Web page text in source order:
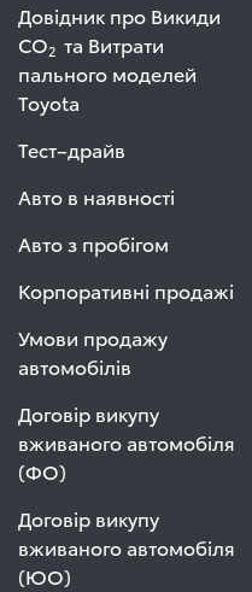
Довідник про Викиди
СО2 та Витрати
пального моделей
Toyota
Тест–драйв
Авто в наявності
Авто з пробігом
Корпоративні продажі
Умови продажу
автомобілів
Договір викупу
вживаного автомобіля
(ФО)
Договір викупу
вживаного автомобіля
(ЮО)